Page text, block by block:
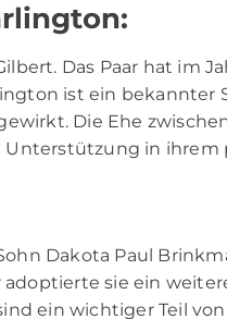
Das Paar hat im
ist ein bekannter
Die Ehe
in ihrem
Dakota Paul
sie ein
ein wichtiger Teil